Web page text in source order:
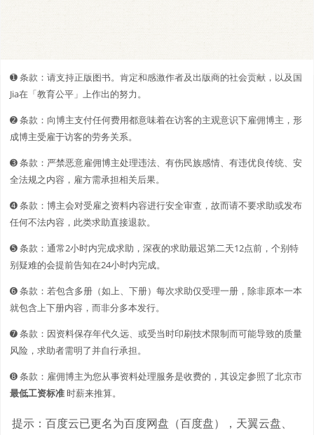
➊️ 条款：请支持正版图书。肯定和感激作者及出版商的社会贡献，以及国
Jia在「教育公平」上作出的努力。
➋️️ 条款：向博主支付任何费用都意味着在访客的主观意识下雇佣博主，形
成博主受雇于访客的劳务关系。
➌ 条款：严禁恶意雇佣博主处理违法、有伤民族感情、有违优良传统、安
全法规之内容，雇方需承担相关后果。
➍ 条款：博主会对受雇之资料内容进行安全审查，故而请不要求助或发布
任何不法内容，此类求助直接退款。
➎ 条款：通常2小时内完成求助，深夜的求助最迟第二天12点前，个别特
别疑难的会提前告知在24小时内完成。
➏ 条款：若包含多册（如上、下册）每次求助仅受理一册，除非原本一本
就包含上下册内容，而非分多本发行。
➐ 条款：因资料保存年代久远、或受当时印刷技术限制而可能导致的质量
风险，求助者需明了并自行承担。
➑ 条款：雇佣博主为您从事资料处理服务是收费的，其设定参照了北京市
最低工资标准时薪来推算。
提示：百度云已更名为百度网盘（百度盘），天翼云盘、